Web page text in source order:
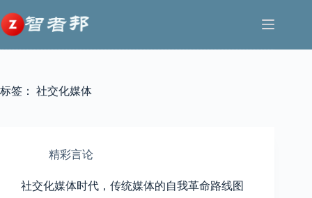
至
内
容
标签： 社交化媒体
精彩言论
社交化媒体时代，传统媒体的自我革命路线图